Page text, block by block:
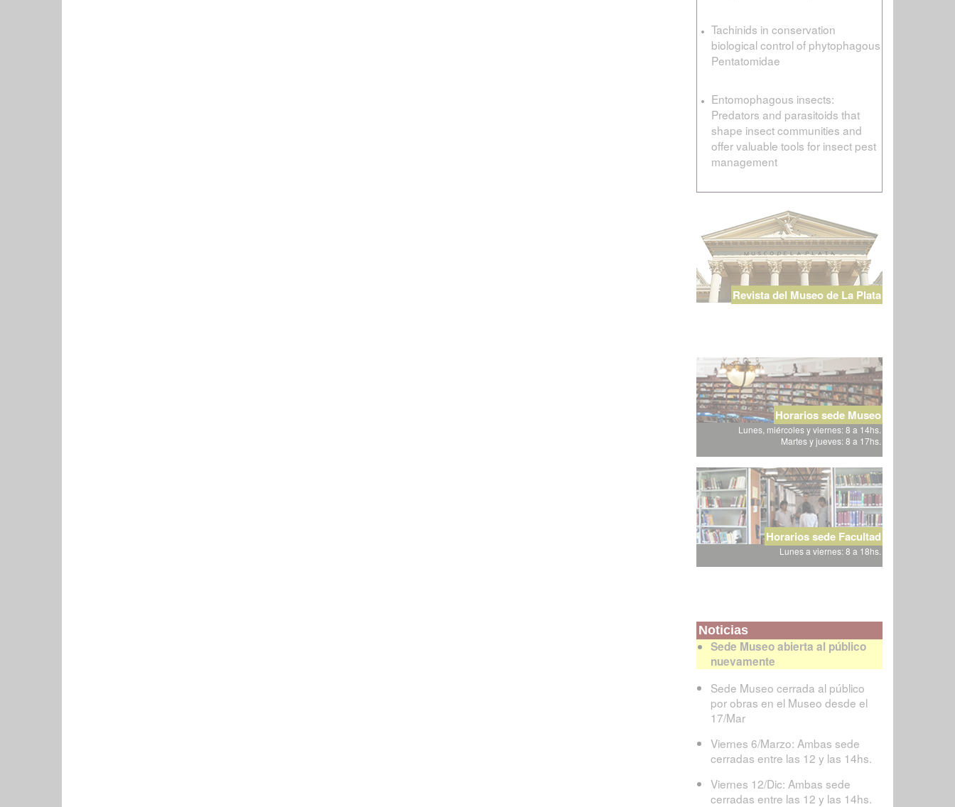
Tachinids in conservation
biological control of phytophagous
Pentatomidae
Entomophagous insects:
Predators and parasitoids that
shape insect communities and
offer valuable tools for insect pest
management
Revista del Museo de La Plata
Horarios sede Museo
Lunes, miércoles y viernes: 8 a 14hs.
Martes y jueves: 8 a 17hs.
Horarios sede Facultad
Lunes a viernes: 8 a 18hs.
Noticias
Sede Museo abierta al público
nuevamente
Sede Museo cerrada al público
por obras en el Museo desde el
17/Mar
Viernes 6/Marzo: Ambas sede
cerradas entre las 12 y las 14hs.
Viernes 12/Dic: Ambas sede
cerradas entre las 12 y las 14hs.